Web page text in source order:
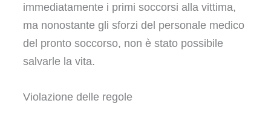
immediatamente i primi soccorsi alla vittima,
ma nonostante gli sforzi del personale medico
del pronto soccorso, non è stato possibile
salvarle la vita.
Violazione delle regole